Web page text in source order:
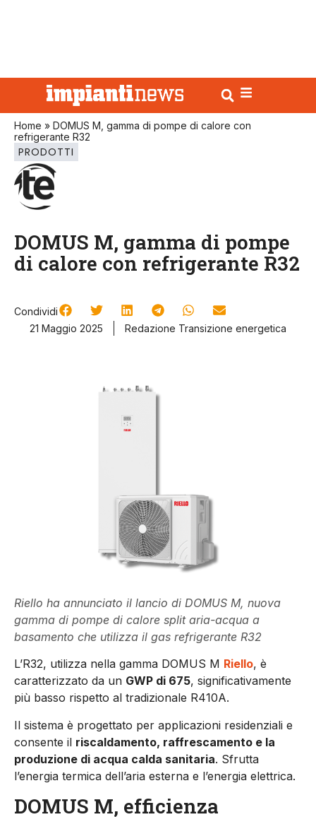
Home » DOMUS M, gamma di pompe di calore con
refrigerante R32
PRODOTTI
DOMUS M, gamma di pompe
di calore con refrigerante R32
Condividi
21 Maggio 2025
Redazione Transizione energetica
Riello ha annunciato il lancio di DOMUS M, nuova
gamma di pompe di calore split aria-acqua a
basamento che utilizza il gas refrigerante R32
L’R32, utilizza nella gamma DOMUS M Riello, è
caratterizzato da un GWP di 675, significativamente
più basso rispetto al tradizionale R410A.
Il sistema è progettato per applicazioni residenziali e
consente il riscaldamento, raffrescamento e la
produzione di acqua calda sanitaria. Sfrutta
l’energia termica dell’aria esterna e l’energia elettrica.
DOMUS M, efficienza